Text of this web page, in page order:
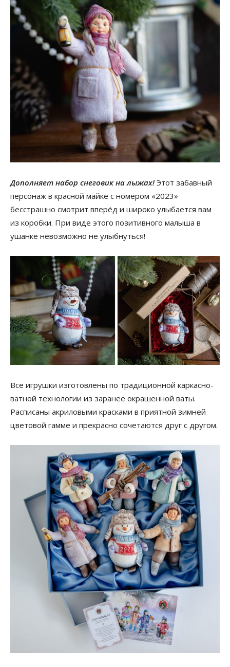
Дополняет набор снеговик на лыжах!Этот забавный
персонаж в красной майке с номером «2023»
бесстрашно смотрит вперёд и широко улыбается вам
из коробки. При виде этого позитивного малыша в
ушанке невозможно не улыбнуться!
Все игрушки изготовлены по традиционной каркасно-
ватной технологии из заранее окрашенной ваты.
Расписаны акриловыми красками в приятной зимней
цветовой гамме и прекрасно сочетаются друг с другом.